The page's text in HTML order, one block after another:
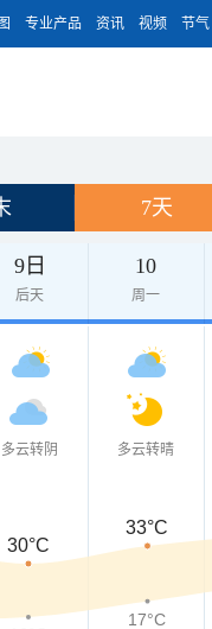
专业产品 资讯 视频 节气
7天
9日
后天
10
周一
多云转阴 多云转晴
30°C
33°C
17°C